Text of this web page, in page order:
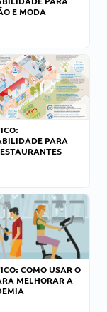
E MODA
PARA
COMO USAR O
MELHORAR A